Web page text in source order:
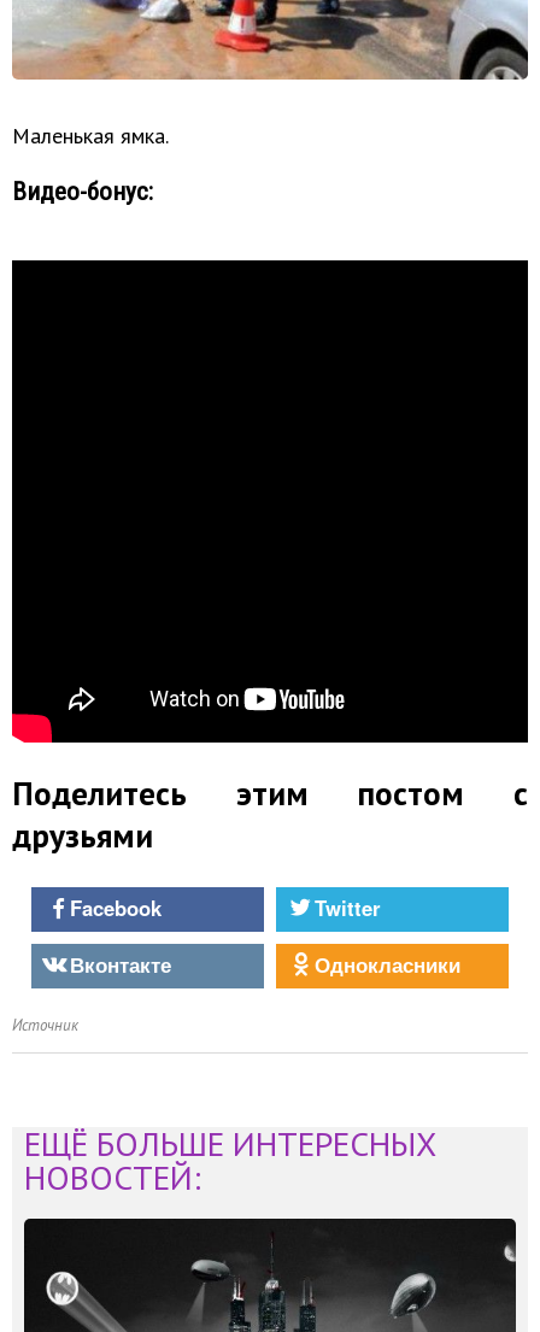
Маленькая ямка.
Видео-бонус:
Поделитесь этим постом с
друзьями
Facebook
Twitter
Вконтакте
Однокласники
Источник
ЕЩЁ БОЛЬШЕ ИНТЕРЕСНЫХ
НОВОСТЕЙ: